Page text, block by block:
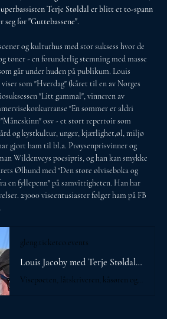
Terje Støldal er blitt et to-spann
for "Guttebassene".
og kulturhus med stor suksess hvor de
toner - en forunderlig stemning med masse
går under huden på publikum. Louis
som "Hverdag" (kåret til en av Norges
"Litt gammal", vinneren av
"En sommer er aldri
osv - et stort repertoir som
og kystkultur, unger, kjærlighet,øl, miljø
gjort ham til bl.a. Prøysenprisvinner og
Wildenveys poesipris, og han kan smykke
Ølhund med "Den store ølviseboka og
en fyllepenn" på samvittigheten. Han har
23000 viseentusiaster følger ham på FB
gleng.ticketco.events
Louis Jacoby med Terje Støldal @TicketCo
Visepoeten, låtskriveren, kåsøren og ølhunden med basstemmen, Louis Jacoby - og superbassisten Terje Støldal er blitt et to-spann som muntert kaller seg for "Guttebassene".Sammen fyller de scener og kulturhus med stor suksess hvor de skaper magi i ord og toner - en forunderlig stemning med masse humor og tekster som går under huden på publikum.Louis Jacoby er kjent for viser som "Hverdag" (kåret til en av Norges nasjonalviser), radiosuksessen "Litt gammal", vinneren av Reiseradioens sommervisekonkurranse "En sommer er aldri over", "Puslespill", "Måneskinn" osv - et stort repertoir som handler om skjærgård og kystkultur, unger, kjærlighet,øl, miljø osv - tekster som har gjort ham til bl.a. Prøysenprisvinner og innehaver av Herman Wildenveys poesipris, og han kan smykke seg med tittelen Årets Ølhund med "Den store ølviseboka og albumet "Ølviser fra en fyllepenn" på samvittigheten. Han har hele 10 albumutgivelser. 23000 viseentusiaster følger ham på FB hvor du finner en mengde låter og videoer. I hans visebok ar han nyskapende latt hver vise få en QR-kode som tar deg direkte til innspillingen.Konsertene er en egen opplevelse med mye moro - og med et emosjonelt spenn som gir deg en vemodig tåre i øyekroken i det ene øyeblikket og et latteranfall i det andre. Jacobys konserter har du med deg i sjela lenge etterpå.